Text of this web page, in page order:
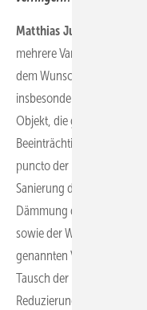
Matthias Junge:
mehrere Variablen in
dem Wunsch, die CO2-
insbesondere die Faktoren
Objekt, die gesetzlichen
Beeinträchtigung der
puncto der möglichen
Sanierung der Fassade
Dämmung des Daches,
sowie der Wechsel der
genannten Variablen
Tausch der Heizanlage als
Reduzierung der CO2-